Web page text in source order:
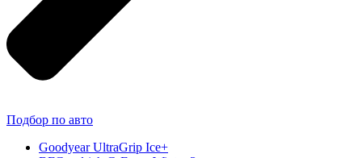
Подбор по авто
Goodyear UltraGrip Ice+